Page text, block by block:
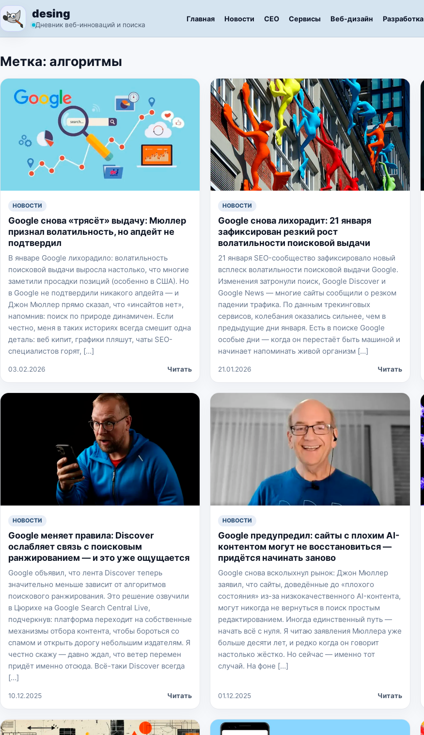
Перейти к содержимому
desing
Дневник веб-инноваций и поиска
Главная Новости СЕО Сервисы Веб-дизайн Разработка
Метка: алгоритмы
НОВОСТИ
Google снова «трясёт» выдачу: Мюллер
признал волатильность, но апдейт не
подтвердил
В январе Google лихорадило: волатильность
поисковой выдачи выросла настолько, что многие
заметили просадки позиций (особенно в США). Но
в Google не подтвердили никакого апдейта — и
Джон Мюллер прямо сказал, что «инсайтов нет»,
напомнив: поиск по природе динамичен. Если
честно, меня в таких историях всегда смешит одна
деталь: веб кипит, графики пляшут, чаты SEO-
специалистов горят, […]
03.02.2026 Читать
НОВОСТИ
Google снова лихорадит: 21 января
зафиксирован резкий рост
волатильности поисковой выдачи
21 января SEO-сообщество зафиксировало новый
всплеск волатильности поисковой выдачи Google.
Изменения затронули поиск, Google Discover и
Google News — многие сайты сообщили о резком
падении трафика. По данным трекинговых
сервисов, колебания оказались сильнее, чем в
предыдущие дни января. Есть в поиске Google
особые дни — когда он перестаёт быть машиной и
начинает напоминать живой организм […]
21.01.2026 Читать
НОВОСТИ
Google меняет правила: Discover
ослабляет связь с поисковым
ранжированием — и это уже ощущается
Google объявил, что лента Discover теперь
значительно меньше зависит от алгоритмов
поискового ранжирования. Это решение озвучили
в Цюрихе на Google Search Central Live,
подчеркнув: платформа переходит на собственные
механизмы отбора контента, чтобы бороться со
спамом и открыть дорогу небольшим издателям. Я
честно скажу — давно ждал, что ветер перемен
придёт именно отсюда. Всё-таки Discover всегда
[…]
10.12.2025 Читать
НОВОСТИ
Google предупредил: сайты с плохим AI-
контентом могут не восстановиться —
придётся начинать заново
Google снова всколыхнул рынок: Джон Мюллер
заявил, что сайты, доведённые до «плохого
состояния» из-за низкокачественного AI-контента,
могут никогда не вернуться в поиск простым
редактированием. Иногда единственный путь —
начать всё с нуля. Я читаю заявления Мюллера уже
больше десяти лет, и редко когда он говорит
настолько жёстко. Но сейчас — именно тот
случай. На фоне […]
01.12.2025 Читать